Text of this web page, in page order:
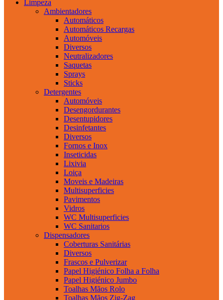
Limpeza
Ambientadores
Automáticos
Automáticos Recargas
Automóveis
Diversos
Neutralizadores
Saquetas
Sprays
Sticks
Detergentes
Automóveis
Desengordurantes
Desentupidores
Desinfetantes
Diversos
Fornos e Inox
Inseticidas
Lixivia
Loiça
Moveis e Madeiras
Multisuperficies
Pavimentos
Vidros
WC Multisuperficies
WC Sanitarios
Dispensadores
Coberturas Sanitárias
Diversos
Frascos e Pulverizar
Papel Higiénico Folha a Folha
Papel Higiénico Jumbo
Toalhas Mãos Rolo
Toalhas Mãos Zig-Zag